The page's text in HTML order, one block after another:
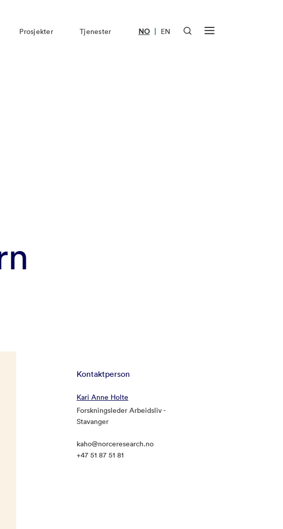
Prosjekter Tjenester NO | EN
Kontaktperson
Kari Anne Holte
Forskningsleder Arbeidsliv -
Stavanger
kaho@norceresearch.no
+47 51 87 51 81